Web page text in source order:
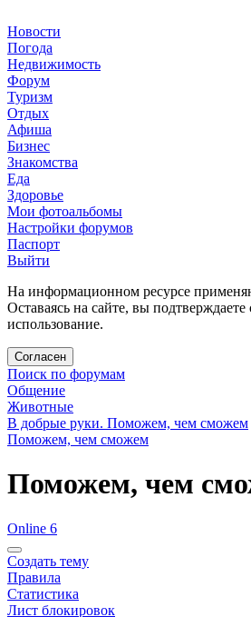
Новости
Погода
Недвижимость
Форум
Туризм
Отдых
Афиша
Бизнес
Знакомства
Еда
Здоровье
Мои фотоальбомы
Настройки форумов
Паспорт
Выйти
На информационном ресурсе
Оставаясь на сайте, вы подтверждаете
использование.
Согласен
Поиск по форумам
Общение
Животные
В добрые руки. Поможем, чем сможем
Поможем, чем сможем
Поможем, чем
Online 6
Создать тему
Правила
Статистика
Лист блокировок